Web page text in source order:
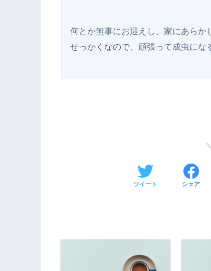
何とか無事にお迎えし、家にあらか
せっかくなので、頑張って成虫に
ツイート シェア